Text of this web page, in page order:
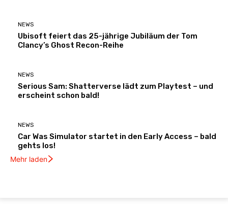
NEWS
Ubisoft feiert das 25-jährige Jubiläum der Tom
Clancy’s Ghost Recon-Reihe
NEWS
Serious Sam: Shatterverse lädt zum Playtest – und
erscheint schon bald!
NEWS
Car Was Simulator startet in den Early Access – bald
gehts los!
Mehr laden